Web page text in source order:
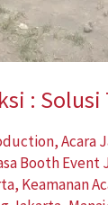
:
,Acara
Booth Event
, Keamanan